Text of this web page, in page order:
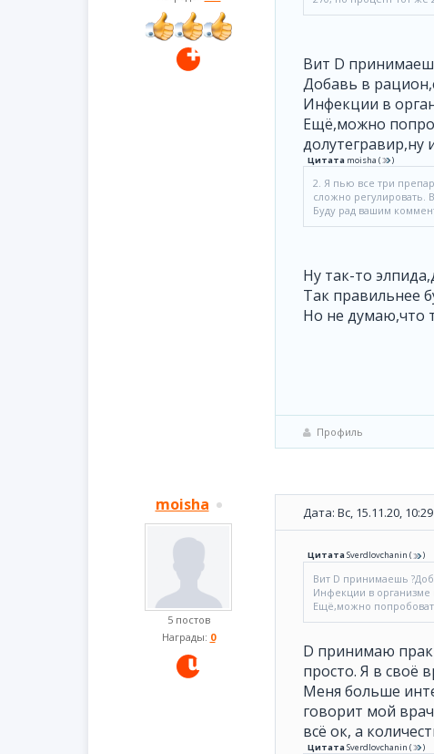
Вит D
Добавь в
Инфекции в
Ещё,можно
долутегравир,ну
Цитата moisha ( )
2. Я пью все три
сложно регулировать.
Буду рад вашим
Ну так-то
Так правильнее
Но не думаю,что
Профиль
moisha
5 постов
Награды: 0
Дата: Вс, 15.11.20,
ЦитатаSverdlovchanin ( )
Вит D принимаешь
Инфекции в организме
Ещё,можно
D принимаю
просто. Я в своё
Меня больше
говорит мой
всё ок, а
ЦитатаSverdlovchanin ( )